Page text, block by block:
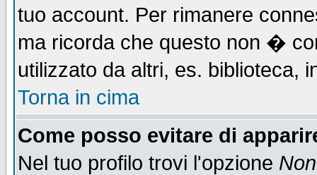
tuo account. Per rimanere
ma ricorda che questo non �
utilizzato da altri, es.
Torna in cima
Come posso evitare di
Nel tuo profilo trovi l'opzione